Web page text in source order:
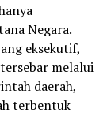
Negara.
eksekutif,
melalui
daerah,
terbentuk